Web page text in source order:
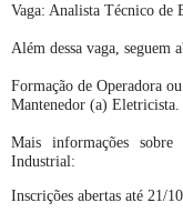
Vaga: Analista Técnico de
Além dessa vaga, seguem
Formação de Operadora
Mantenedor (a) Eletricista.
Mais informações
Industrial:
Inscrições abertas até 21/